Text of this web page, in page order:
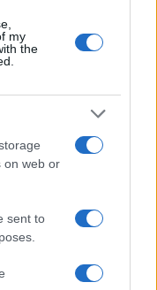
my
the
on web or
sent to